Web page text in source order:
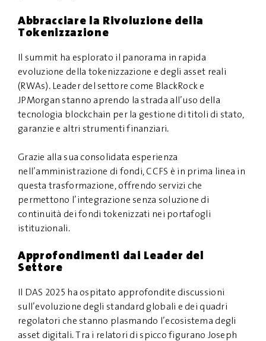
Abbracciare la Rivoluzione della
Tokenizzazione
Il summit ha esplorato il panorama in rapida
evoluzione della tokenizzazione e degli asset reali
(RWAs). Leader del settore come BlackRock e
JPMorgan stanno aprendo la strada all’uso della
tecnologia blockchain per la gestione di titoli di stato,
garanzie e altri strumenti finanziari.
Grazie alla sua consolidata esperienza
nell’amministrazione di fondi, CCFS è in prima linea in
questa trasformazione, offrendo servizi che
permettono l’integrazione senza soluzione di
continuità dei fondi tokenizzati nei portafogli
istituzionali.
Approfondimenti dai Leader del
Settore
Il DAS 2025 ha ospitato approfondite discussioni
sull’evoluzione degli standard globali e dei quadri
regolatori che stanno plasmando l’ecosistema degli
asset digitali. Tra i relatori di spicco figurano Joseph